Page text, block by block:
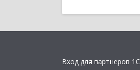
Вход для партнеров 1С